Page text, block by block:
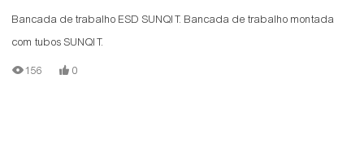
Bancada de trabalho ESD SUNQIT. Bancada de trabalho montada
com tubos SUNQIT.
156 0